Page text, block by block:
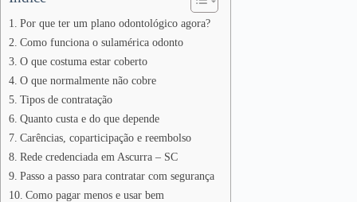
Por que ter um plano odontológico agora?
Como funciona o sulamérica odonto
O que costuma estar coberto
O que normalmente não cobre
Tipos de contratação
Quanto custa e do que depende
Carências, coparticipação e reembolso
Rede credenciada em Ascurra – SC
Passo a passo para contratar com segurança
Como pagar menos e usar bem